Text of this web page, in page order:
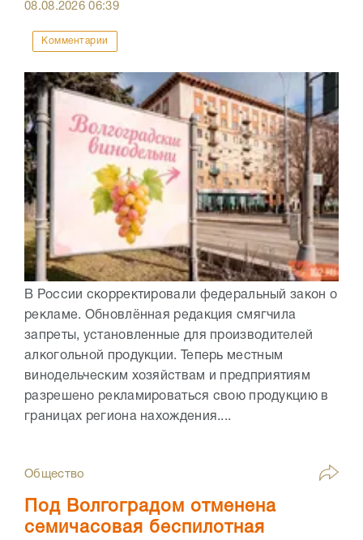
08.08.202606:39
Комментарии
В России скорректировали федеральный закон о
рекламе. Обновлённая редакция смягчила
запреты, установленные для производителей
алкогольной продукции. Теперь местным
винодельческим хозяйствам и предприятиям
разрешено рекламироваться свою продукцию в
границах региона нахождения....
Общество
Под Волгоградом отменена
семичасовая беспилотная